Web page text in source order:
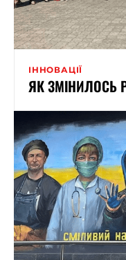
ІННОВАЦІЇ
ЯК ЗМІНИЛОСЬ